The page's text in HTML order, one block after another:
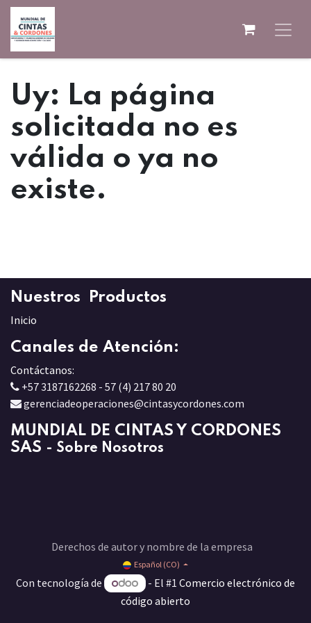
Ir al contenido
Uy: La página
solicitada no es
válida o ya no
existe.
Nuestros Productos
Inicio
Canales de Atención:
Contáctanos:
+57 3187162268 - 57 (4) 217 80 20
gerenciadeoperaciones@cintasycordones.com
MUNDIAL DE CINTAS Y CORDONES
SAS - Sobre Nosotros
Derechos de autor y nombre de la empresa
Español (CO)
Con tecnología de - El #1 Comercio electrónico de
código abierto